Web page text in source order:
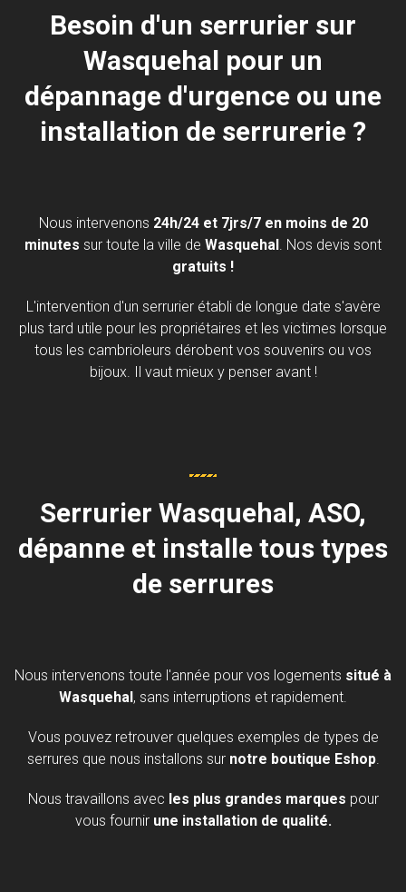
Besoin d'un serrurier sur
Wasquehal pour un
dépannage d'urgence ou une
installation de serrurerie ?
Nous intervenons 24h/24 et 7jrs/7 en moins de 20
minutes sur toute la ville de Wasquehal. Nos devis sont
gratuits !
L'intervention d'un serrurier établi de longue date s'avère
plus tard utile pour les propriétaires et les victimes lorsque
tous les cambrioleurs dérobent vos souvenirs ou vos
bijoux. Il vaut mieux y penser avant !
Serrurier Wasquehal, ASO,
dépanne et installe tous types
de serrures
Nous intervenons toute l'année pour vos logements situé à
Wasquehal, sans interruptions et rapidement.
Vous pouvez retrouver quelques exemples de types de
serrures que nous installons sur notre boutique Eshop.
Nous travaillons avec les plus grandes marques pour
vous fournir une installation de qualité.